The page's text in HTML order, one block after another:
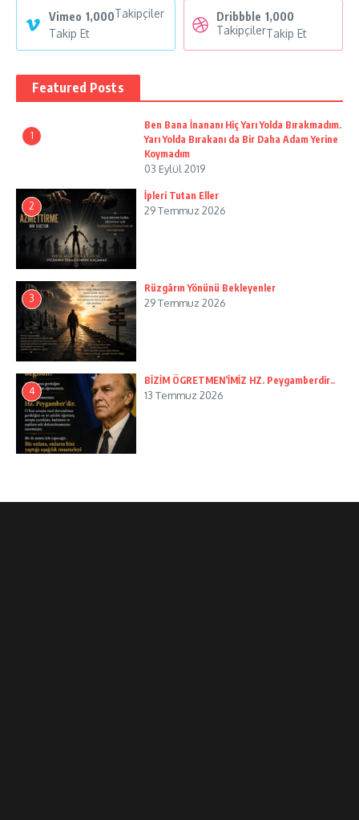
Vimeo 1,000Takipçiler
Takip Et
Dribbble 1,000
TakipçilerTakip Et
Featured Posts
1
Ben Bana İnananı Hiç Yarı Yolda Bırakmadım.
Yarı Yolda Bırakanı da Bir Daha Adam Yerine
Koymadım
03 Eylül 2019
2
İpleri Tutan Eller
29 Temmuz 2026
3
Rüzgârın Yönünü Bekleyenler
29 Temmuz 2026
4
BİZİM ÖGRETMEN’İMİZ HZ. Peygamberdir..
13 Temmuz 2026